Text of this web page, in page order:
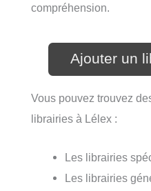
compréhension.
Ajouter un
Vous pouvez trouvez
librairies à Lélex :
Les librairies
Les librairies